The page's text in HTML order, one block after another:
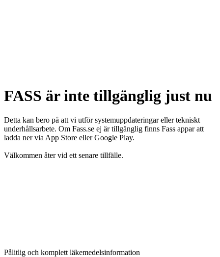
FASS är inte tillgänglig just nu
Detta kan bero på att vi utför systemuppdateringar eller tekniskt
underhållsarbete. Om Fass.se ej är tillgänglig finns Fass appar att
ladda ner via App Store eller Google Play.
Välkommen åter vid ett senare tillfälle.
Pålitlig och komplett läkemedelsinformation